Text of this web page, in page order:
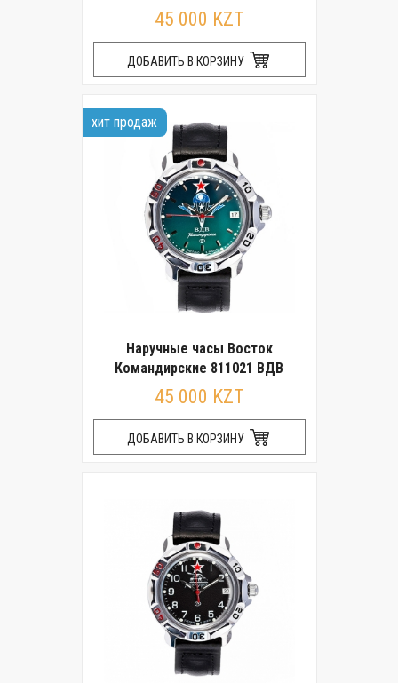
45 000 KZT
ДОБАВИТЬ В КОРЗИНУ
хит продаж
Наручные часы Восток
Командирские 811021 ВДВ
45 000 KZT
ДОБАВИТЬ В КОРЗИНУ